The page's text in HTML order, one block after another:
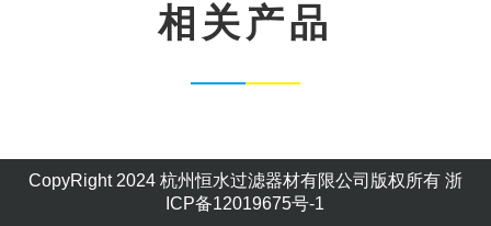
相关产品
CopyRight 2024 杭州恒水过滤器材有限公司版权所有 浙
ICP备12019675号-1